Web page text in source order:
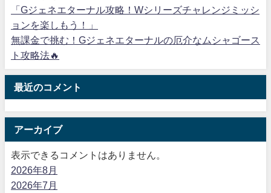
「Gジェネエターナル攻略！Wシリーズチャレンジミッシ
ョンを楽しもう！」
無課金で挑む！Gジェネエターナルの厄介なムシャゴース
ト攻略法🔥
最近のコメント
アーカイブ
表示できるコメントはありません。
2026年8月
2026年7月